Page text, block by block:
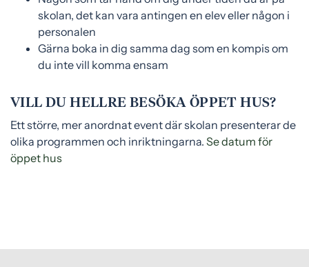
skolan, det kan vara antingen en elev eller någon i
personalen
Gärna boka in dig samma dag som en kompis om
du inte vill komma ensam
VILL DU HELLRE BESÖKA ÖPPET HUS?
Ett större, mer anordnat event där skolan presenterar de
olika programmen och inriktningarna. Se datum för
öppet hus